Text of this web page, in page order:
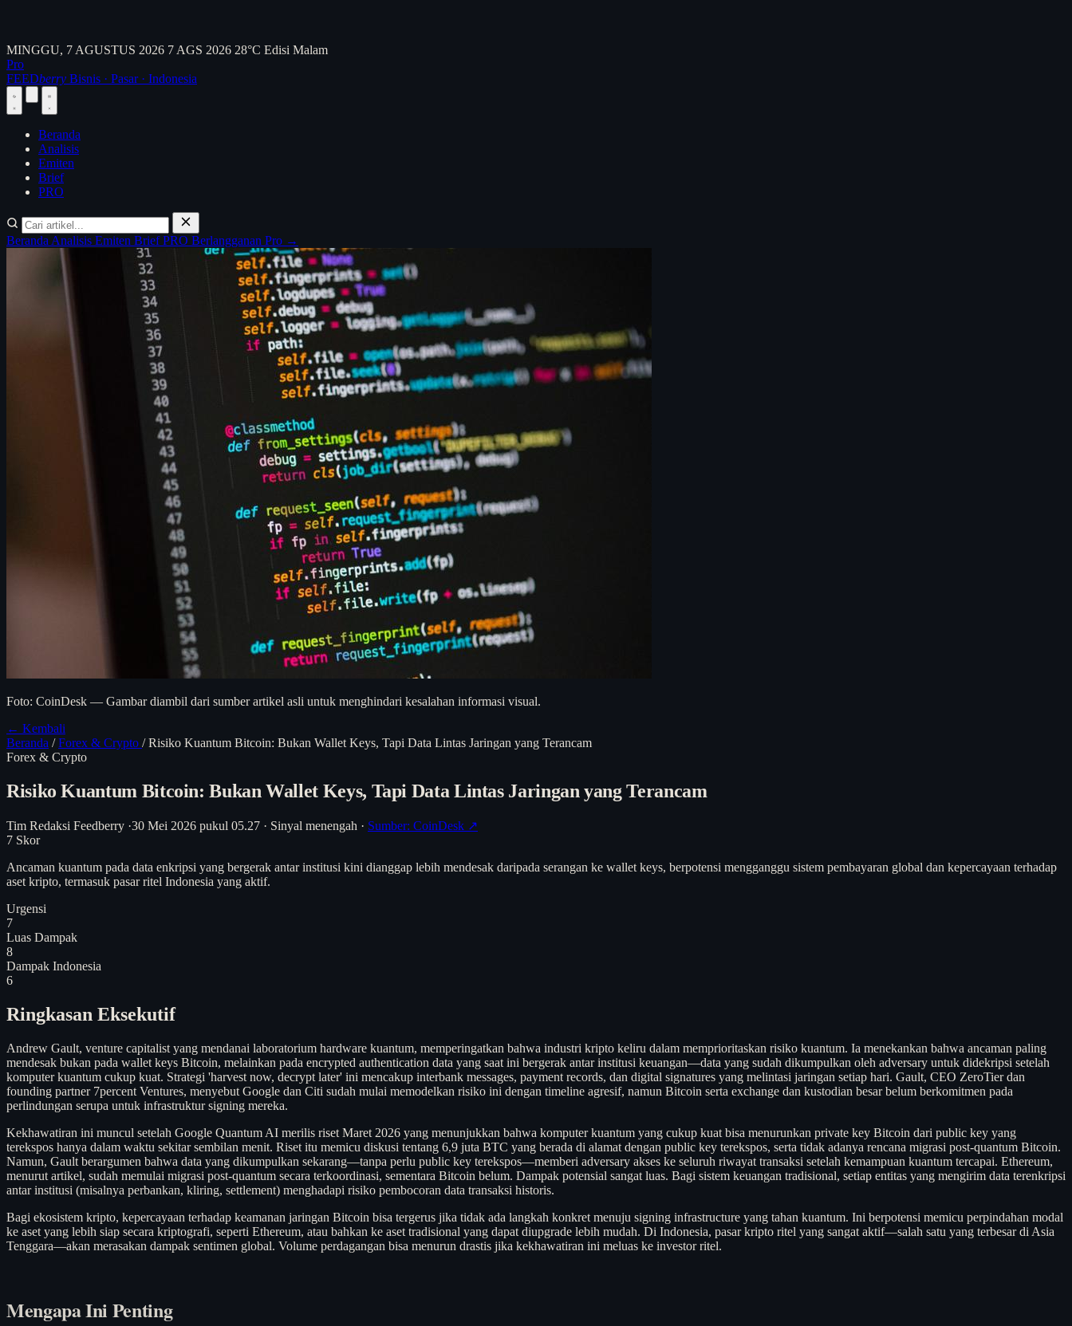
MINGGU, 7 AGUSTUS 2026 7 AGS 2026 28°C Edisi Malam
Pro
FEEDberry Bisnis · Pasar · Indonesia
Beranda
Analisis
Emiten
Brief
PRO
Beranda Analisis Emiten BriefPRO Berlangganan Pro →
Foto: CoinDesk — Gambar diambil dari sumber artikel asli untuk menghindari kesalahan informasi visual.
← Kembali
Beranda / Forex & Crypto / Risiko Kuantum Bitcoin: Bukan Wallet Keys, Tapi Data Lintas Jaringan yang Terancam
Forex & Crypto
Risiko Kuantum Bitcoin: Bukan Wallet Keys, Tapi Data Lintas Jaringan yang Terancam
Tim Redaksi Feedberry ·30 Mei 2026 pukul 05.27 · Sinyal menengah · Sumber: CoinDesk ↗
7 Skor
Ancaman kuantum pada data enkripsi yang bergerak antar institusi kini dianggap lebih mendesak daripada serangan ke wallet keys, berpotensi mengganggu sistem pembayaran global dan kepercayaan terhadap
aset kripto, termasuk pasar ritel Indonesia yang aktif.
Urgensi
7
Luas Dampak
8
Dampak Indonesia
6
Ringkasan Eksekutif
Andrew Gault, venture capitalist yang mendanai laboratorium hardware kuantum, memperingatkan bahwa industri kripto keliru dalam memprioritaskan risiko kuantum. Ia menekankan bahwa ancaman paling
mendesak bukan pada wallet keys Bitcoin, melainkan pada encrypted authentication data yang saat ini bergerak antar institusi keuangan—data yang sudah dikumpulkan oleh adversary untuk didekripsi setelah
komputer kuantum cukup kuat. Strategi 'harvest now, decrypt later' ini mencakup interbank messages, payment records, dan digital signatures yang melintasi jaringan setiap hari. Gault, CEO ZeroTier dan
founding partner 7percent Ventures, menyebut Google dan Citi sudah mulai memodelkan risiko ini dengan timeline agresif, namun Bitcoin serta exchange dan kustodian besar belum berkomitmen pada
perlindungan serupa untuk infrastruktur signing mereka.
Kekhawatiran ini muncul setelah Google Quantum AI merilis riset Maret 2026 yang menunjukkan bahwa komputer kuantum yang cukup kuat bisa menurunkan private key Bitcoin dari public key yang
terekspos hanya dalam waktu sekitar sembilan menit. Riset itu memicu diskusi tentang 6,9 juta BTC yang berada di alamat dengan public key terekspos, serta tidak adanya rencana migrasi post-quantum Bitcoin.
Namun, Gault berargumen bahwa data yang dikumpulkan sekarang—tanpa perlu public key terekspos—memberi adversary akses ke seluruh riwayat transaksi setelah kemampuan kuantum tercapai. Ethereum,
menurut artikel, sudah memulai migrasi post-quantum secara terkoordinasi, sementara Bitcoin belum. Dampak potensial sangat luas. Bagi sistem keuangan tradisional, setiap entitas yang mengirim data terenkripsi
antar institusi (misalnya perbankan, kliring, settlement) menghadapi risiko pembocoran data transaksi historis.
Bagi ekosistem kripto, kepercayaan terhadap keamanan jaringan Bitcoin bisa tergerus jika tidak ada langkah konkret menuju signing infrastructure yang tahan kuantum. Ini berpotensi memicu perpindahan modal
ke aset yang lebih siap secara kriptografi, seperti Ethereum, atau bahkan ke aset tradisional yang dapat diupgrade lebih mudah. Di Indonesia, pasar kripto ritel yang sangat aktif—salah satu yang terbesar di Asia
Tenggara—akan merasakan dampak sentimen global. Volume perdagangan bisa menurun drastis jika kekhawatiran ini meluas ke investor ritel.
Mengapa Ini Penting